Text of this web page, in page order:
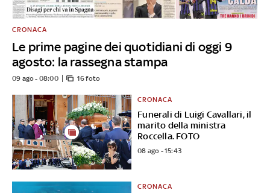
Le prime pagine dei quotidiani di oggi 9
agosto: la rassegna stampa
CRONACA
09 ago - 08:00 16 foto
Funerali di Luigi Cavallari, il
marito della ministra
Roccella. FOTO
CRONACA
08 ago - 15:43
CRONACA